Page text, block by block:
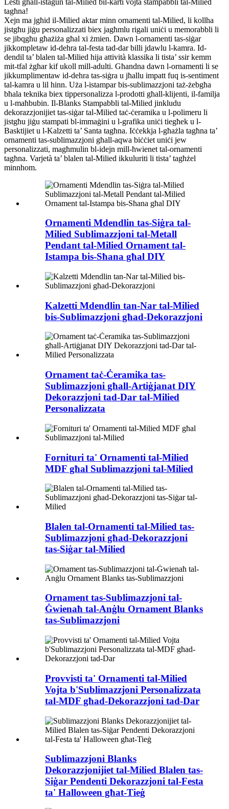
tagħna!
Xejn ma jgħid il-Milied aktar minn ornamenti tal-Milied, li kollha
jistgħu jiġu personalizzati biex jagħmlu rigali uniċi u memorabbli li
se jibqgħu għażiża għal xi żmien. Dawn l-ornamenti tas-siġar
jikkompletaw id-dehra tal-festa tad-dar billi jdawlu l-kamra. Id-
dendil ta’ blalen tal-Milied hija attività klassika li tista’ ssir kemm
mit-tfal żgħar kif ukoll mill-adulti. Għandna dawn l-ornamenti li se
jikkumplimentaw id-dehra tas-siġra u jħallu impatt fuq is-sentiment
tal-kamra u lil hinn. Uża l-istampar bis-sublimazzjoni taż-żebgħa
bħala teknika biex tippersonalizza l-prodotti għall-klijenti, il-familja
u l-maħbubin. Il-Blanks Stampabbli tal-Milied jinkludu
dekorazzjonijiet tas-siġar tal-Milied taċ-ċeramika u l-polimeru li
jistgħu jiġu stampati bl-immaġini u l-grafika uniċi tiegħek u l-
Basktijiet u l-Kalzetti ta’ Santa tagħna. Iċċekkja l-għażla tagħna ta’
ornamenti tas-sublimazzjoni għall-aqwa biċċiet uniċi jew
personalizzati, magħmulin bl-idejn mill-ħwienet tal-ornamenti
tagħna. Varjetà ta’ blalen tal-Milied ikkuluriti li tista’ tagħżel
minnhom.
Ornamenti Mdendlin tas-Siġra tal-
Milied Sublimazzjoni tal-Metall
Pendant tal-Milied Ornament tal-
Istampa bis-Sħana għal DIY
Kalzetti Mdendlin tan-Nar tal-Milied
bis-Sublimazzjoni għad-Dekorazzjoni
Ornament taċ-Ċeramika tas-
Sublimazzjoni għall-Artiġjanat DIY
Dekorazzjoni tad-Dar tal-Milied
Personalizzata
Fornituri ta' Ornamenti tal-Milied
MDF għal Sublimazzjoni tal-Milied
Blalen tal-Ornamenti tal-Milied tas-
Sublimazzjoni għad-Dekorazzjoni
tas-Siġar tal-Milied
Ornament tas-Sublimazzjoni tal-
Ġwienaħ tal-Anġlu Ornament Blanks
tas-Sublimazzjoni
Provvisti ta' Ornamenti tal-Milied
Vojta b'Sublimazzjoni Personalizzata
tal-MDF għad-Dekorazzjoni tad-Dar
Sublimazzjoni Blanks
Dekorazzjonijiet tal-Milied Blalen tas-
Siġar Pendenti Dekorazzjoni tal-Festa
ta' Halloween għat-Tieġ